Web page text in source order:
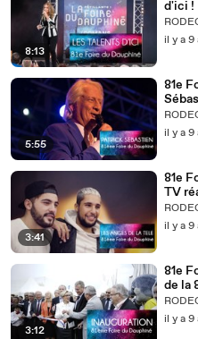
8:13
d'ici !
il y a 9
5:55
81e
il y a 9
3:41
81e
TV
il y a 9
3:12
81e
de la
il y a 9